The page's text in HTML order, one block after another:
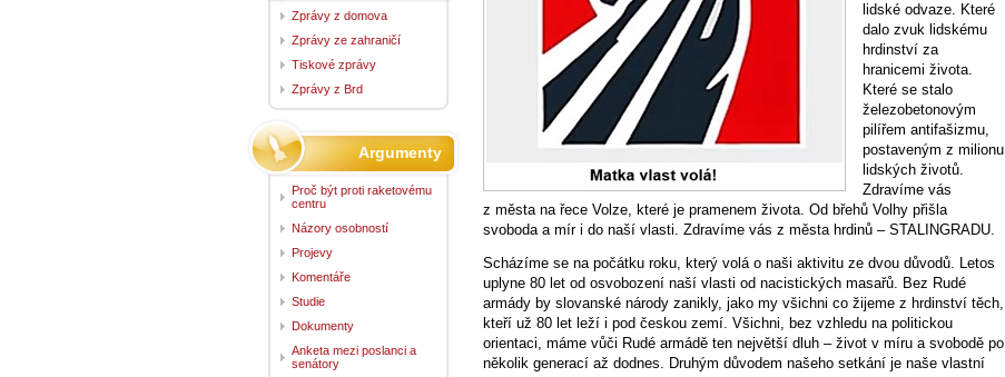
lidské odvaze. Které
dalo zvuk lidskému
hrdinství za
hranicemi života.
Které se stalo
železobetonovým
pilířem antifašizmu,
postaveným z milionu
lidských životů.
Zdravíme vás
z města na řece Volze, které je pramenem života. Od břehů Volhy přišla
svoboda a mír i do naší vlasti. Zdravíme vás z města hrdinů – STALINGRADU.
Scházíme se na počátku roku, který volá o naši aktivitu ze dvou důvodů. Letos
uplyne 80 let od osvobození naší vlasti od nacistických masařů. Bez Rudé
armády by slovanské národy zanikly, jako my všichni co žijeme z hrdinství těch,
kteří už 80 let leží i pod českou zemí. Všichni, bez vzhledu na politickou
orientaci, máme vůči Rudé armádě ten největší dluh – život v míru a svobodě po
několik generací až dodnes. Druhým důvodem našeho setkání je naše vlastní
Zprávy z domova
Zprávy ze zahraničí
Tiskové zprávy
Zprávy z Brd
Argumenty
Proč být proti raketovému
centru
Názory osobností
Projevy
Komentáře
Studie
Dokumenty
Anketa mezi poslanci a
senátory